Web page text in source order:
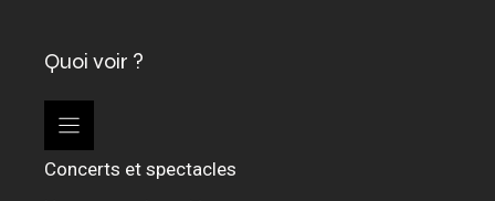
Quoi voir ?
Concerts et spectacles